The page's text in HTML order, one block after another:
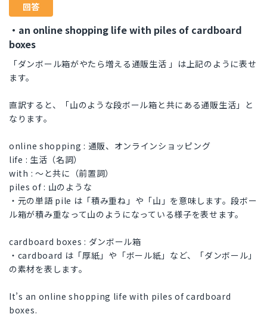
回答
・an online shopping life with piles of cardboard
boxes
「ダンボール箱がやたら増える通販生活 」は上記のように表せ
ます。
直訳すると、「山のような段ボール箱と共にある通販生活」と
なります。
online shopping : 通販、オンラインショッピング
life : 生活（名詞）
with : 〜と共に（前置詞）
piles of : 山のような
・元の単語 pile は「積み重ね」や「山」を意味します。段ボー
ル箱が積み重なって山のようになっている様子を表せます。
cardboard boxes : ダンボール箱
・cardboard は「厚紙」や「ボール紙」など、「ダンボール」
の素材を表します。
It’s an online shopping life with piles of cardboard
boxes.